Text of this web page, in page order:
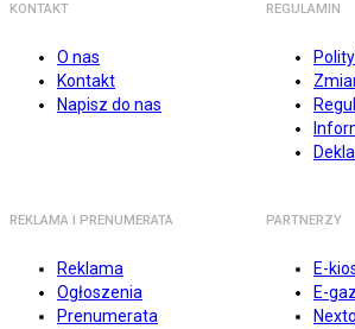
KONTAKT
O nas
Kontakt
Napisz do nas
REGULAMIN
REKLAMA I PRENUMERATA
Reklama
Ogłoszenia
Prenumerata
PARTNERZY
E-
E-